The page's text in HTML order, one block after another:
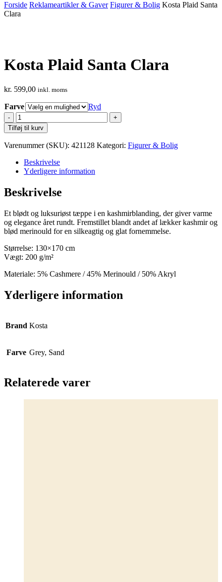
Forside Reklameartikler & Gaver Figurer & Bolig Kosta Plaid Santa
Clara
Kosta Plaid Santa Clara
kr. 599,00 inkl. moms
Farve
Ryd
Kosta
Plaid
Santa
Clara
Tilføj til kurv
Varenummer (SKU): 421128 Kategori: Figurer & Bolig
Beskrivelse
Yderligere information
Beskrivelse
Et blødt og luksuriøst tæppe i en kashmirblanding, der giver varme
og elegance året rundt. Fremstillet blandt andet af lækker kashmir og
blød merinould for en silkeagtig og glat fornemmelse.
Størrelse: 130×170 cm
Vægt: 200 g/m²
Materiale: 5% Cashmere / 45% Merinould / 50% Akryl
Yderligere information
Brand Kosta
Farve Grey, Sand
Relaterede varer